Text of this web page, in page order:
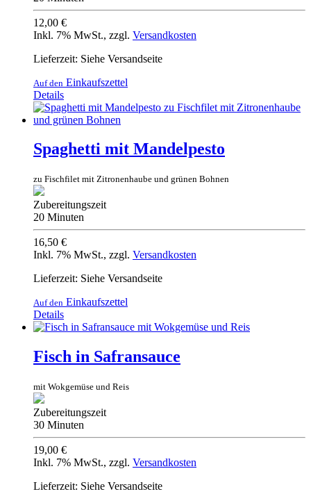
12,00 €
Inkl. 7% MwSt., zzgl. Versandkosten
Lieferzeit: Siehe Versandseite
Auf den Einkaufszettel
Details
Spaghetti mit Mandelpesto
zu Fischfilet mit Zitronenhaube und grünen Bohnen
Zubereitungszeit
20 Minuten
16,50 €
Inkl. 7% MwSt., zzgl. Versandkosten
Lieferzeit: Siehe Versandseite
Auf den Einkaufszettel
Details
Fisch in Safransauce
mit Wokgemüse und Reis
Zubereitungszeit
30 Minuten
19,00 €
Inkl. 7% MwSt., zzgl. Versandkosten
Lieferzeit: Siehe Versandseite